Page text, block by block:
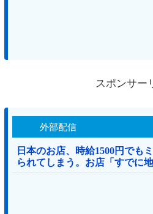
スポンサー
外部配信
日本のお店、時給1500円でも
られてしまう。お店「すでに